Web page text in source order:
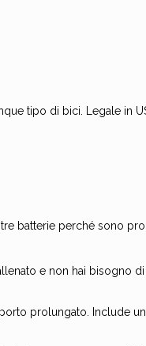
tipo di bici. Legale in
batterie perché sono
e non hai bisogno
prolungato. Include